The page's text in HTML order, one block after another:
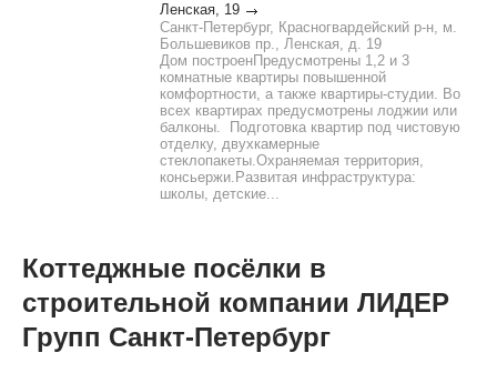
Ленская, 19
Санкт-Петербург, Красногвардейский р-н, м.
Большевиков пр., Ленская, д. 19
Дом построенПредусмотрены 1,2 и 3
комнатные квартиры повышенной
комфортности, а также квартиры-студии. Во
всех квартирах предусмотрены лоджии или
балконы. Подготовка квартир под чистовую
отделку, двухкамерные
стеклопакеты.Охраняемая территория,
консьержи.Развитая инфраструктура:
школы, детские...
Коттеджные посёлки в
строительной компании ЛИДЕР
Групп Санкт-Петербург